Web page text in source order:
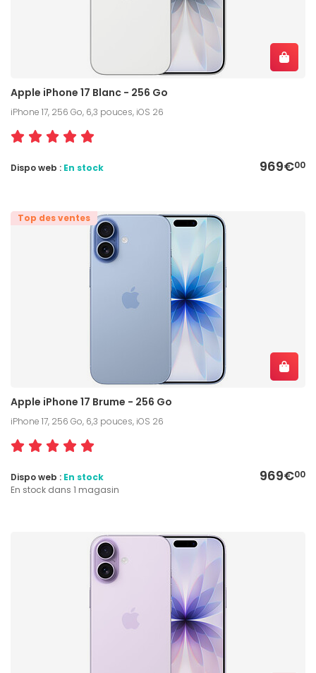
Apple iPhone 17 Blanc - 256 Go
iPhone 17, 256 Go, 6,3 pouces, iOS 26
969€00
Dispo web : En stock
Top des ventes
Apple iPhone 17 Brume - 256 Go
iPhone 17, 256 Go, 6,3 pouces, iOS 26
969€00
Dispo web : En stock
En stock dans 1 magasin